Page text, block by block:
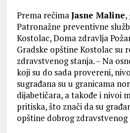
Prema rečimaJasne Maline,
Patronažne preventivne
Kostolac, Doma zdravlja
Gradske opštine Kostolac su
zdravstvenog stanja. – Na
koji su do sada provereni,
sugrađana su u granicama
dijabetičara, a takođe i nivoi
pritiska, što znači da su
opštine dobrog zdravstvenog